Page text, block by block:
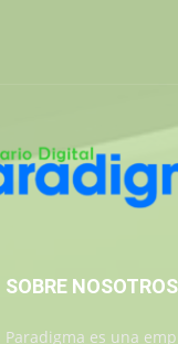
SOBRE NOSOTROS
Paradigma es una